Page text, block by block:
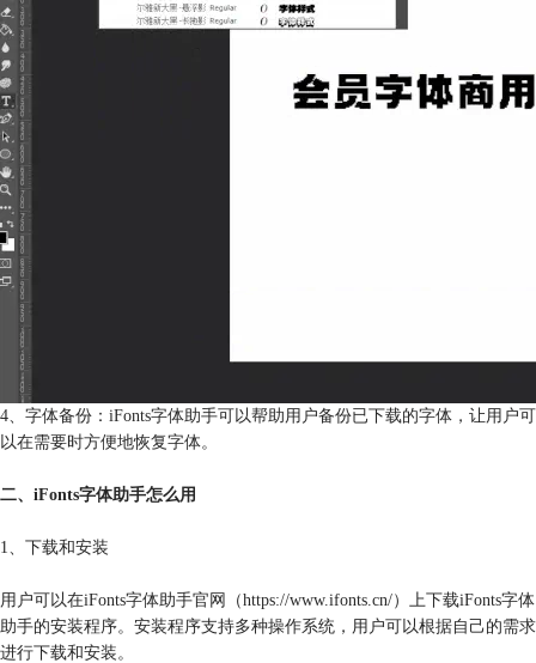
4、字体备份：iFonts字体助手可以帮助用户备份已下载的字体，让用户可
以在需要时方便地恢复字体。
二、iFonts字体助手怎么用
1、下载和安装
用户可以在iFonts字体助手官网（https://www.ifonts.cn/）上下载iFonts字体
助手的安装程序。安装程序支持多种操作系统，用户可以根据自己的需求
进行下载和安装。